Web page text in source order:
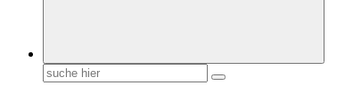
Suchen
nach: